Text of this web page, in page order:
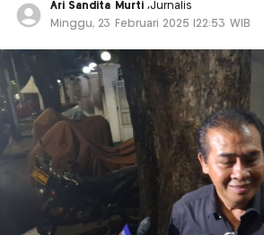
Ari Sandita Murti ,Jurnalis
Minggu, 23 Februari 2025 |22:53 WIB